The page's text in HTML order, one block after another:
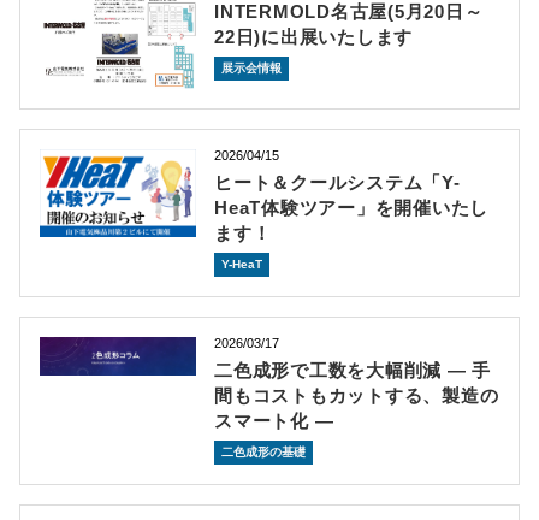
INTERMOLD名古屋(5月20日～
22日)に出展いたします
展示会情報
2026/04/15
ヒート＆クールシステム「Y-
HeaT体験ツアー」を開催いたし
ます！
Y-HeaT
2026/03/17
二色成形で工数を大幅削減 ― 手
間もコストもカットする、製造の
スマート化 ―
二色成形の基礎